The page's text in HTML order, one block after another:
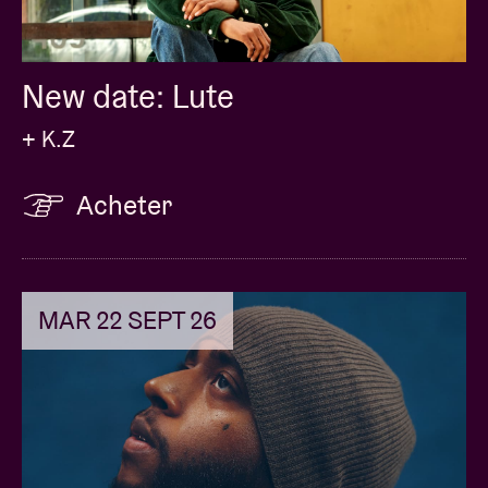
New date: Lute
+ K.Z
Acheter
MAR 22 SEPT 26